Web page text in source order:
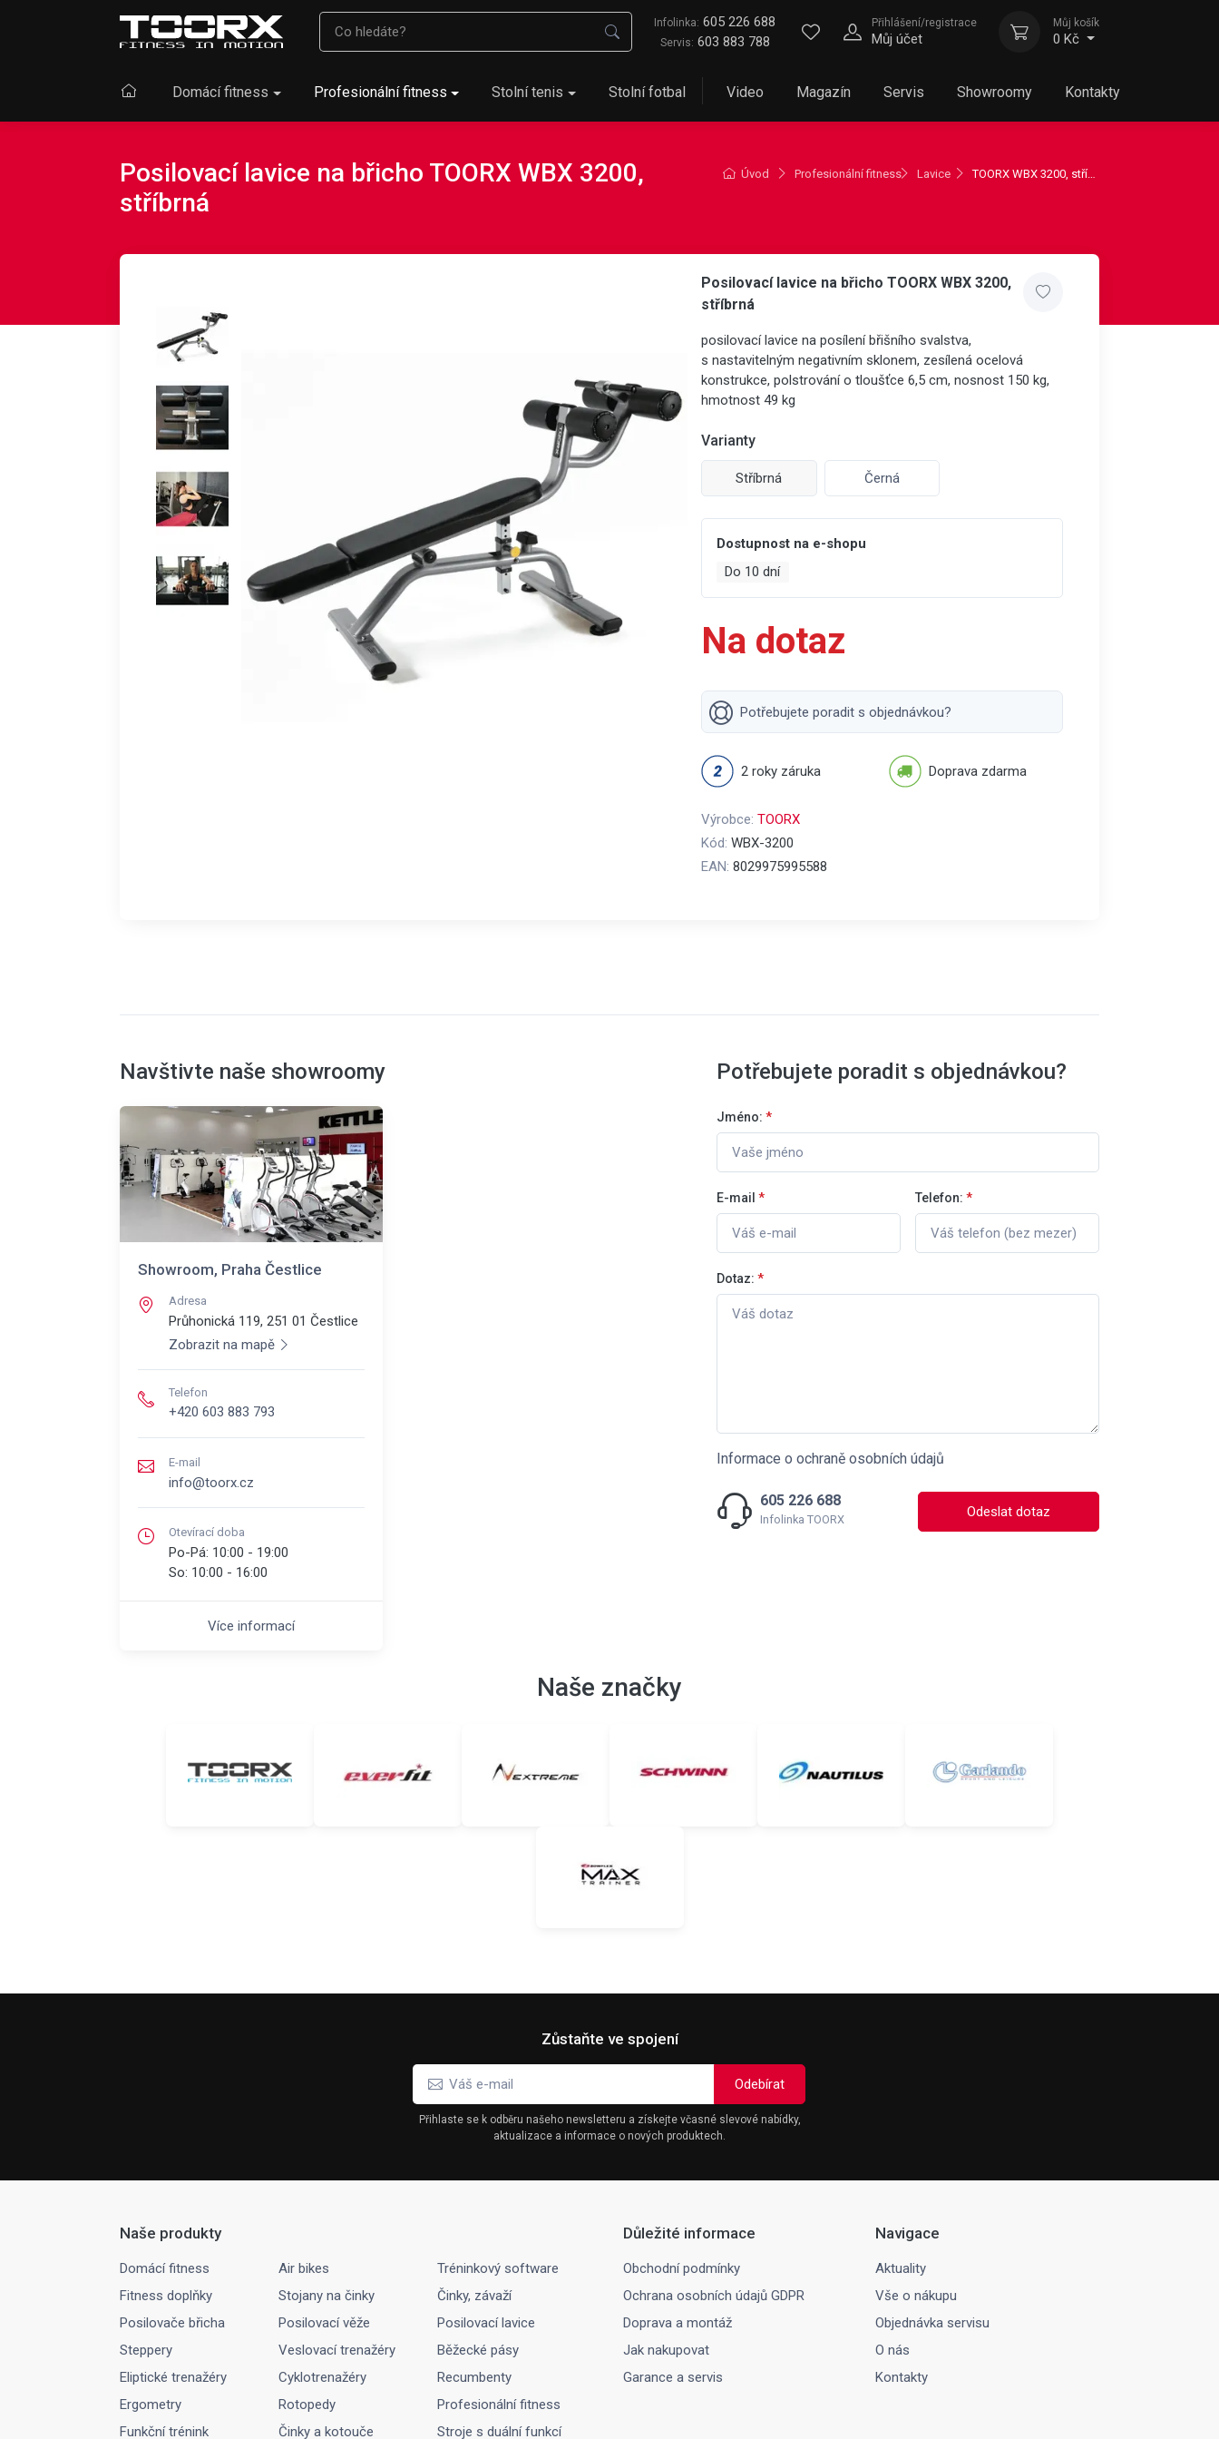
Infolinka: 605 226 688
Servis: 603 883 788
Přihlášení/registrace
Můj účet
Můj košík
0 Kč
Domácí fitness Profesionální fitness Stolní tenis Stolní fotbal Video Magazín Servis Showroomy Kontakty
Úvod Profesionální fitness Lavice TOORX WBX 3200, stříbrná
Posilovací lavice na břicho TOORX WBX 3200,
stříbrná
Posilovací lavice na břicho TOORX WBX 3200,
stříbrná
posilovací lavice na posílení břišního svalstva,
s nastavitelným negativním sklonem, zesílená ocelová
konstrukce, polstrování o tloušťce 6,5 cm, nosnost 150 kg,
hmotnost 49 kg
Varianty
Stříbrná Černá
Dostupnost na e-shopu
Do 10 dní
Na dotaz
Potřebujete poradit s objednávkou?
2 roky záruka Doprava zdarma
Výrobce: TOORX
Kód: WBX-3200
EAN: 8029975995588
Navštivte naše showroomy
Showroom, Praha Čestlice
Adresa
Průhonická 119, 251 01 Čestlice
Zobrazit na mapě
Telefon
+420 603 883 793
E-mail
info@toorx.cz
Otevírací doba
Po-Pá: 10:00 - 19:00
So: 10:00 - 16:00
Více informací
Potřebujete poradit s objednávkou?
Jméno: *
E-mail * Telefon: *
Dotaz: *
Informace o ochraně osobních údajů
605 226 688
Infolinka TOORX Odeslat dotaz
Naše značky
Zůstaňte ve spojení
Přihlaste se k odběru našeho newsletteru a získejte včasné slevové nabídky,
aktualizace a informace o nových produktech.
Naše produkty
Domácí fitness Air bikes
Tréninkový software
Fitness doplňky
Stojany na činky
Činky, závaží
Posilovače břicha
Posilovací věže
Posilovací lavice
Steppery
Veslovací trenažéry
Běžecké pásy
Eliptické trenažéry
Cyklotrenažéry
Recumbenty
Ergometry
Rotopedy
Profesionální fitness
Funkční trénink
Činky a kotouče Stroje s duální funkcí
Důležité informace
Obchodní podmínky
Ochrana osobních údajů GDPR
Doprava a montáž
Jak nakupovat
Garance a servis
Navigace
Aktuality
Vše o nákupu
Objednávka servisu
O nás
Kontakty